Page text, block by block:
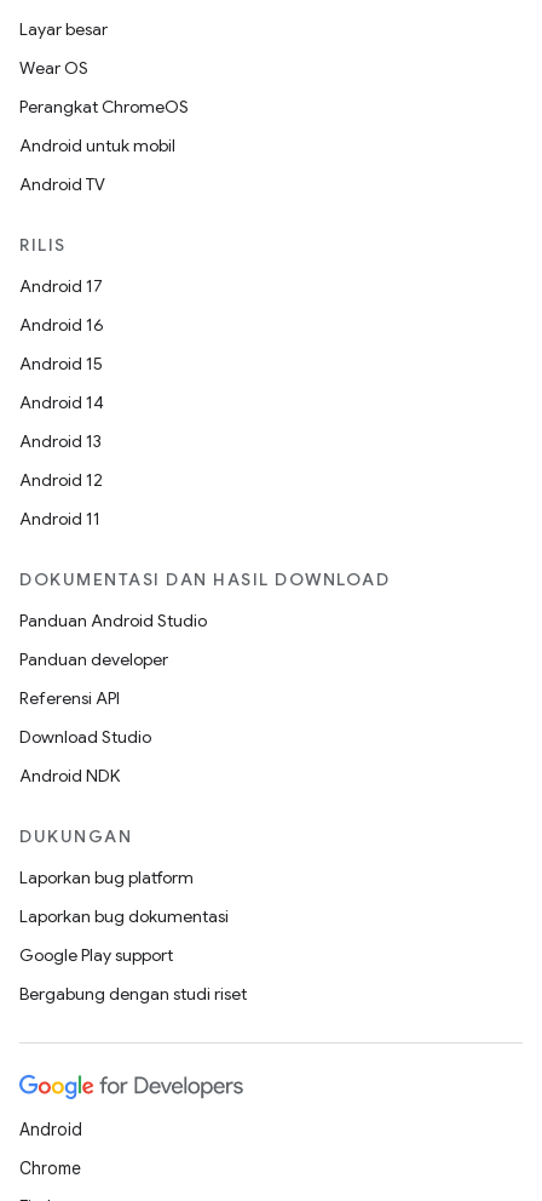
Layar besar
Wear OS
Perangkat ChromeOS
Android untuk mobil
Android TV
RILIS
Android 17
Android 16
Android 15
Android 14
Android 13
Android 12
Android 11
DOKUMENTASI DAN HASIL DOWNLOAD
Panduan Android Studio
Panduan developer
Referensi API
Download Studio
Android NDK
DUKUNGAN
Laporkan bug platform
Laporkan bug dokumentasi
Google Play support
Bergabung dengan studi riset
Android
Chrome